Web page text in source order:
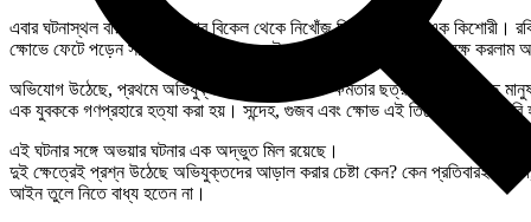
এবার ঘটনাস্থল বারুইপুর। শনিবার বিকেল থেকে নিখোঁজ ছিল ১২ বছরের এক কিশোরী।
ক্ষোভে ফেটে পড়েন সাধারণ মানুষ। কিন্তু সেই ক্ষোভের মধ্যেই আমরা প্রত্যক্ষ
অভিযোগ উঠেছে, প্রথমে অভিযুক্তদের আটক করলেও ক্ষমতার ছত্রছায়ায় থাকা কিছু মানুষ
এক যুবককে গণপ্রহারে হত্যা করা হয়। সন্দেহ, গুজব এবং ক্ষোভ এই তিনের মিশ্রণে
এই ঘটনার সঙ্গে অভয়ার ঘটনার এক অদ্ভুত মিল রয়েছে।
দুই ক্ষেত্রেই প্রশ্ন উঠেছে অভিযুক্তদের আড়াল করার চেষ্টা কেন? কেন প্রতিবারই
আইন তুলে নিতে বাধ্য হতেন না।